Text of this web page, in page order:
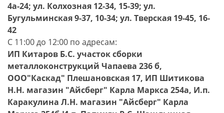
4а-24; ул. Колхозная 12-34, 15-39; ул.
Бугульминская 9-37, 10-34; ул. Тверская 19-45, 16-
42
С 11:00 до 12:00 по адресам:
ИП Китаров Б.С. участок сборки
металлоконструкций Чапаева 236 б,
ООО"Каскад" Плешановская 17, ИП Шитикова
Н.Н. магазин "Айсберг" Карла Маркса 254а, И.п.
Каракулина Л.Н. магазин "Айсберг" Карла